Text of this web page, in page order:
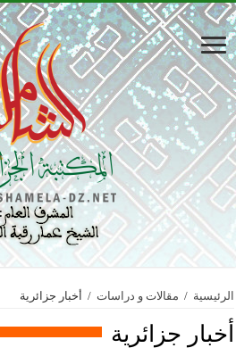
الرئيسية / مقالات و دراسات / أخبار جزائرية
أخبار جزائرية